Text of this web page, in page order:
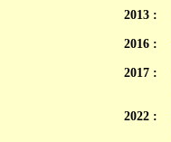
2013 :
2016 :
2017 :
2022 :